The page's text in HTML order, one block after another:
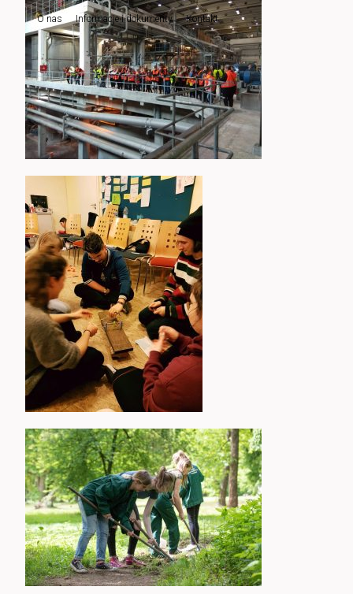
do
tekstu
O nas Informacje i dokumenty Kontakt